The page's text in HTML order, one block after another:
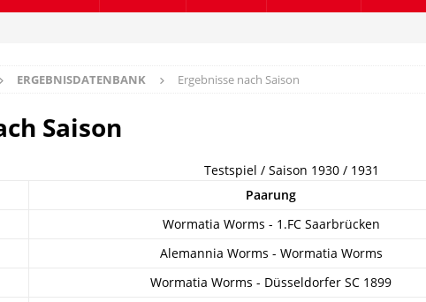
ERGEBNISDATENBANK Ergebnisse nach Saison
Saison
Testspiel / Saison 1930 / 1931
Paarung
Wormatia Worms - 1.FC Saarbrücken
Alemannia Worms - Wormatia Worms
Wormatia Worms - Düsseldorfer SC 1899